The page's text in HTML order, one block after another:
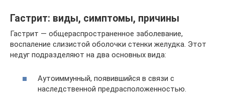
Гастрит: виды, симптомы, причины
Гастрит — общераспространенное заболевание,
воспаление слизистой оболочки стенки желудка. Этот
недуг подразделяют на два основных вида:
Аутоиммунный, появившийся в связи с
наследственной предрасположенностью.